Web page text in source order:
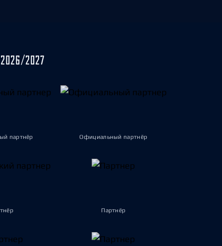
2027
партнёр Официальный партнёр
Партнёр